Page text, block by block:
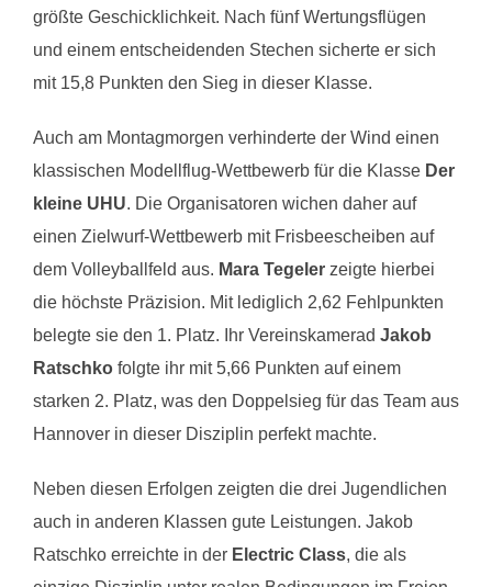
größte Geschicklichkeit. Nach fünf Wertungsflügen
und einem entscheidenden Stechen sicherte er sich
mit 15,8 Punkten den Sieg in dieser Klasse.
Auch am Montagmorgen verhinderte der Wind einen
klassischen Modellflug-Wettbewerb für die Klasse Der
kleine UHU. Die Organisatoren wichen daher auf
einen Zielwurf-Wettbewerb mit Frisbeescheiben auf
dem Volleyballfeld aus. Mara Tegeler zeigte hierbei
die höchste Präzision. Mit lediglich 2,62 Fehlpunkten
belegte sie den 1. Platz. Ihr Vereinskamerad Jakob
Ratschko folgte ihr mit 5,66 Punkten auf einem
starken 2. Platz, was den Doppelsieg für das Team aus
Hannover in dieser Disziplin perfekt machte.
Neben diesen Erfolgen zeigten die drei Jugendlichen
auch in anderen Klassen gute Leistungen. Jakob
Ratschko erreichte in der Electric Class, die als